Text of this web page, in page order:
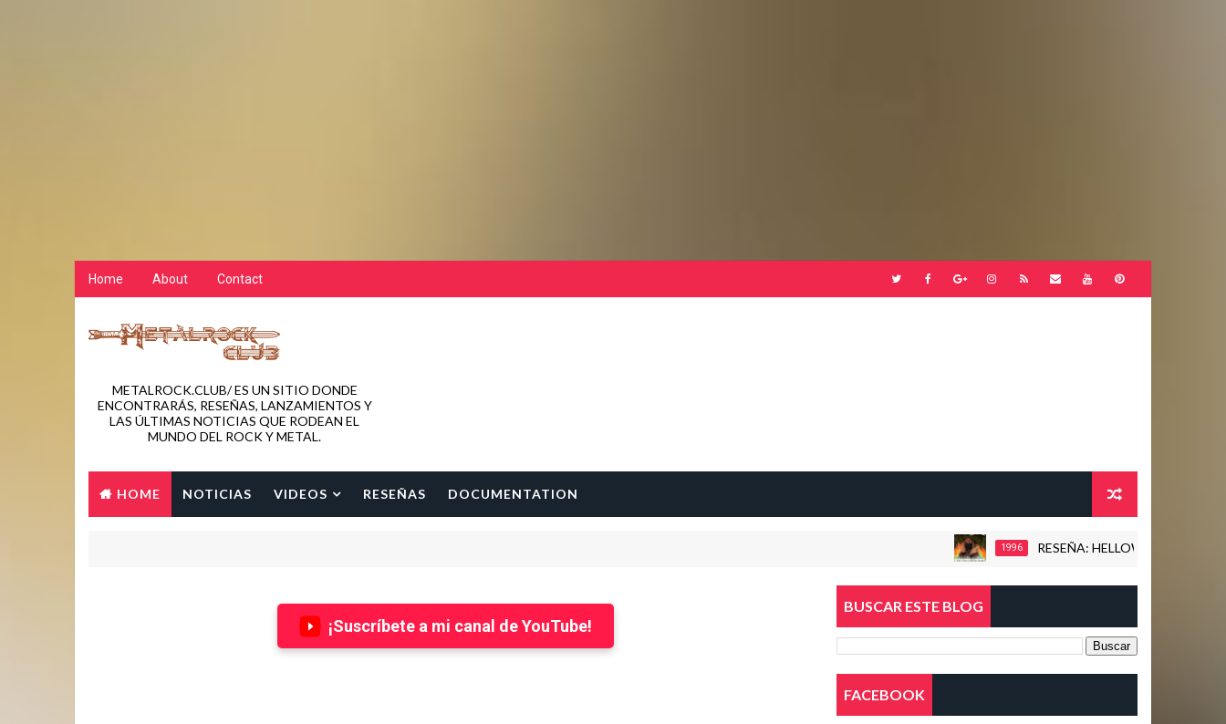
Home About Contact
METALROCK.CLUB/ ES UN SITIO DONDE
ENCONTRARÁS, RESEÑAS, LANZAMIENTOS Y
LAS ÚLTIMAS NOTICIAS QUE RODEAN EL
MUNDO DEL ROCK Y METAL.
HOME NOTICIAS VIDEOS RESEÑAS DOCUMENTATION
1996 RESEÑA: HELLOWEEN - THE TIME OF
¡Suscríbete a mi canal de YouTube!
BUSCAR ESTE BLOG
FACEBOOK